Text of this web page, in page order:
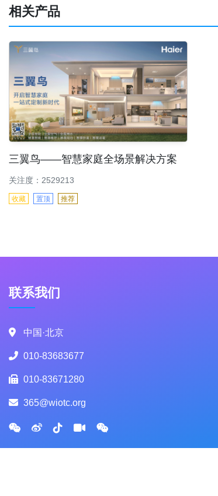
相关产品
三翼鸟——智慧家庭全场景解决方案
关注度：2529213
收藏 置顶 推荐
联系我们
中国·北京
010-83683677
010-83671280
365@wiotc.org